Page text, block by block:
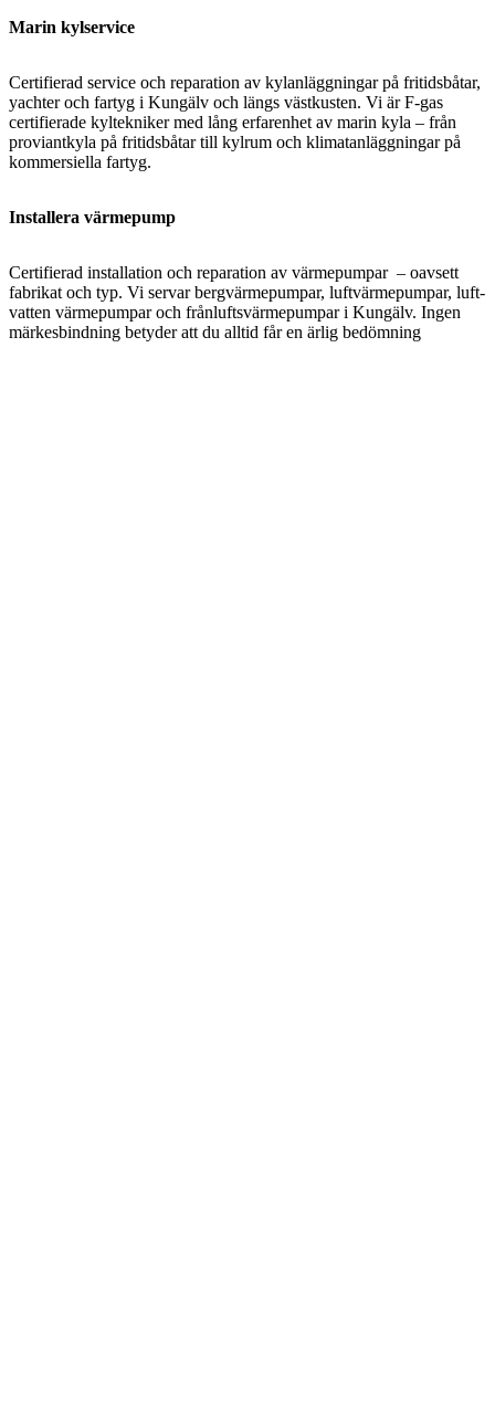
Marin kylservice
Certifierad service och reparation av kylanläggningar på fritidsbåtar,
yachter och fartyg i Kungälv och längs västkusten. Vi är F-gas
certifierade kyltekniker med lång erfarenhet av marin kyla – från
proviantkyla på fritidsbåtar till kylrum och klimatanläggningar på
kommersiella fartyg.
Installera värmepump
Certifierad installation och reparation av värmepumpar – oavsett
fabrikat och typ. Vi servar bergvärmepumpar, luftvärmepumpar, luft-
vatten värmepumpar och frånluftsvärmepumpar i Kungälv. Ingen
märkesbindning betyder att du alltid får en ärlig bedömning